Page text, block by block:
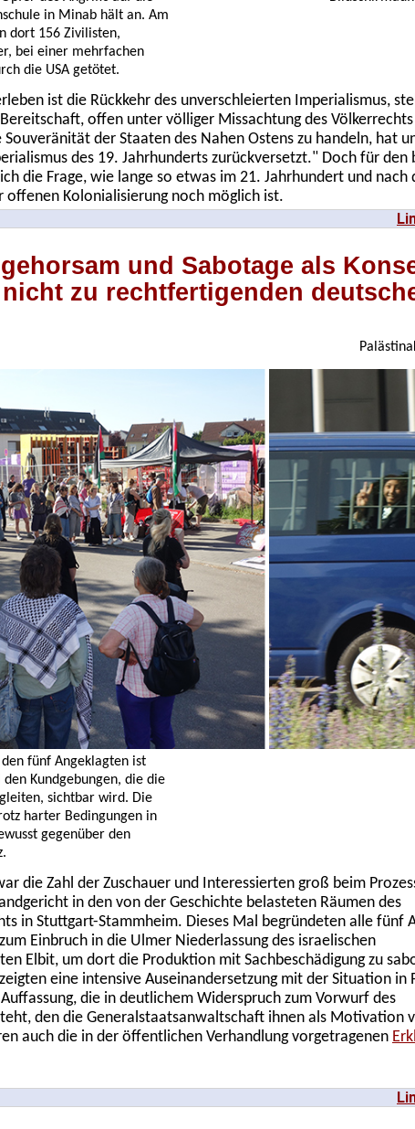
in Minab hält an. Am
dort 156 Zivilisten,
bei einer mehrfachen
die USA getötet.
ist die Rückkehr des unverschleierten Imperialismus,
offen unter völliger Missachtung des
Souveränität der Staaten des Nahen Ostens zu handeln, hat
des 19. Jahrhunderts zurückversetzt." Doch für den
die Frage, wie lange so etwas im 21. Jahrhundert und nach
offenen Kolonialisierung noch möglich ist.
und Sabotage als
zu rechtfertigenden
fünf Angeklagten ist
Kundgebungen, die die
sichtbar wird. Die
harter Bedingungen in
gegenüber den
die Zahl der Zuschauer und Interessierten groß beim
in den von der Geschichte belasteten Räumen des
in Stuttgart-Stammheim. Dieses Mal begründeten alle fünf
Einbruch in die Ulmer Niederlassung des israelischen
Elbit, um dort die Produktion mit Sachbeschädigung zu
eine intensive Auseinandersetzung mit der Situation in
die in deutlichem Widerspruch zum Vorwurf des
den die Generalstaatsanwaltschaft ihnen als Motivation
auch die in der öffentlichen Verhandlung vorgetragenen